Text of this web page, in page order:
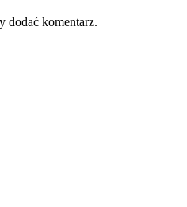
dodać komentarz.